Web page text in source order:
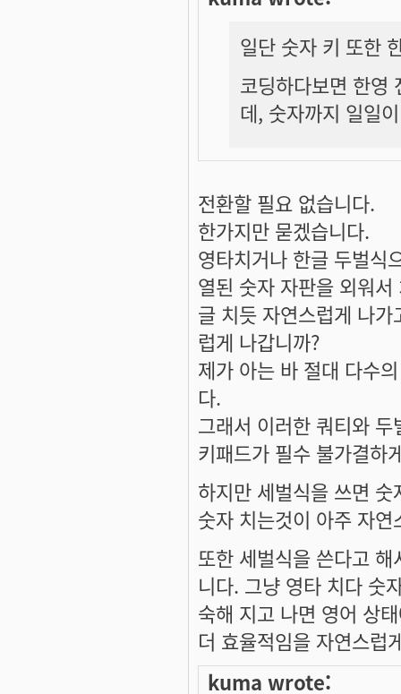
일단 숫자 키 또한
코딩하다보면 한영
데, 숫자까지 일일
전환할 필요 없습니다.
한가지만 묻겠습니다.
영타치거나 한글 두벌식
열된 숫자 자판을 외워
글 치듯 자연스럽게 나
럽게 나갑니까?
제가 아는 바 절대 다수
다.
그래서 이러한 쿼티와
키패드가 필수 불가결하
하지만 세벌식을 쓰면
숫자 치는것이 아주 자
또한 세벌식을 쓴다고
니다. 그냥 영타 치다 숫
숙해 지고 나면 영어 상
더 효율적임을 자연스럽
kuma wrote: